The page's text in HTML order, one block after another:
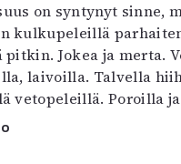
on syntynyt sinne,
kulkupeleillä
Jokea ja merta.
laivoilla. Talvella
vetopeleillä. Poroilla ja